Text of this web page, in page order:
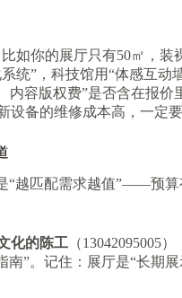
比如你的展厅只有50㎡，
统”，科技馆用“体感互动
内容版权费”是否含在报
设备的维修成本高，一定
“越匹配需求越值”——预算
化的陈工 （13042095005
”。记住：展厅是“长期